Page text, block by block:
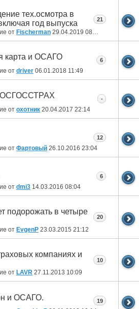
тех.осмотра в
год выпуска
от Fischerman 29.04.2019 08:00
21
карта и ОСАГО
от driver 06.01.2018 11:49
6
от охотник 20.04.2017 22:14
-
от Фартовый 26.10.2016 23:04
12
от dmi3 14.03.2016 08:04
6
подорожать в четыре
от EvgenP 23.03.2015 21:12
20
компаниях и
от LAVR 27.11.2013 10:09
10
и ОСАГО. 19